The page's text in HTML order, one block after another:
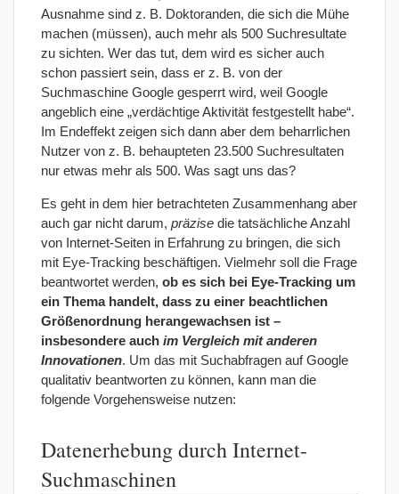
Ausnahme sind z. B. Doktoranden, die sich die Mühe
machen (müssen), auch mehr als 500 Suchresultate
zu sichten. Wer das tut, dem wird es sicher auch
schon passiert sein, dass er z. B. von der
Suchmaschine Google gesperrt wird, weil Google
angeblich eine „verdächtige Aktivität festgestellt habe“.
Im Endeffekt zeigen sich dann aber dem beharrlichen
Nutzer von z. B. behaupteten 23.500 Suchresultaten
nur etwas mehr als 500. Was sagt uns das?
Es geht in dem hier betrachteten Zusammenhang aber
auch gar nicht darum, präzise die tatsächliche Anzahl
von Internet-Seiten in Erfahrung zu bringen, die sich
mit Eye-Tracking beschäftigen. Vielmehr soll die Frage
beantwortet werden, ob es sich bei Eye-Tracking um
ein Thema handelt, dass zu einer beachtlichen
Größenordnung herangewachsen ist –
insbesondere auch im Vergleich mit anderen
Innovationen. Um das mit Suchabfragen auf Google
qualitativ beantworten zu können, kann man die
folgende Vorgehensweise nutzen:
Datenerhebung durch Internet-
Suchmaschinen